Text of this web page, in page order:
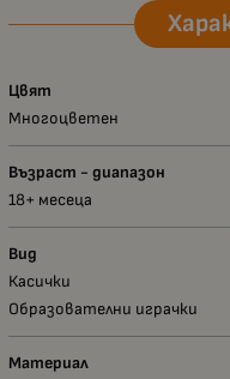
Цвят
Многоцветен
Възраст - диапазон
18+ месеца
Вид
Касички
Образователни играчки
Материал